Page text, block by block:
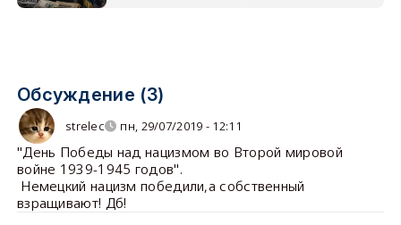
Обсуждение (3)
strelec пн, 29/07/2019 - 12:11
"День Победы над нацизмом во Второй мировой
войне 1939-1945 годов".
Немецкий нацизм победили,а собственный
взращивают! Дб!